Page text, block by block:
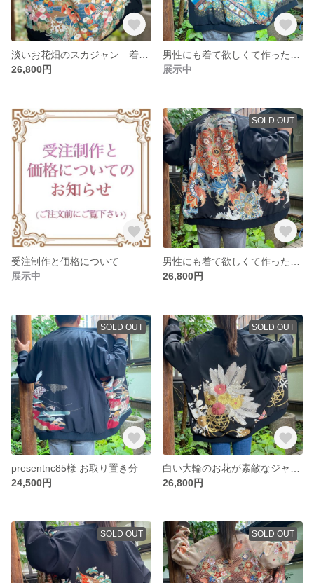
26,800円
展示中
受注制作と価格について
展示中
SOLD OUT
26,800円
SOLD OUT
presentnc85様 お取り置き分
24,500円
SOLD OUT
26,800円
SOLD OUT SOLD OUT